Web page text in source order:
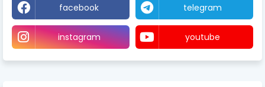
facebook telegram
instagram youtube